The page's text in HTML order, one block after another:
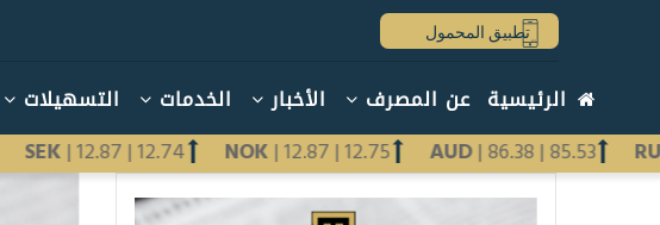
تطبيق المحمول
Main
navigation
arabic
الرئيسية عن المصرف الأخبار الخدمات التسهيلات
AUD|86.38|85.53
NOK|12.87|12.75
SEK|12.87|12.74